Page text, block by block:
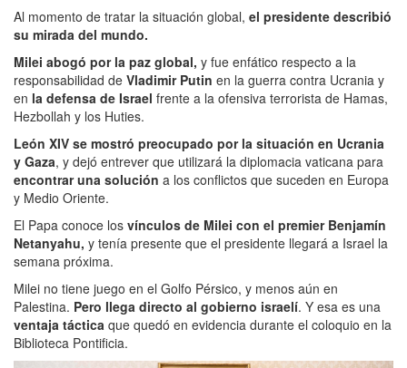
Al momento de tratar la situación global, el presidente describió
su mirada del mundo.
Milei abogó por la paz global, y fue enfático respecto a la
responsabilidad de Vladimir Putin en la guerra contra Ucrania y
en la defensa de Israel frente a la ofensiva terrorista de Hamas,
Hezbollah y los Huties.
León XIV se mostró preocupado por la situación en Ucrania
y Gaza, y dejó entrever que utilizará la diplomacia vaticana para
encontrar una solución a los conflictos que suceden en Europa
y Medio Oriente.
El Papa conoce los vínculos de Milei con el premier Benjamín
Netanyahu, y tenía presente que el presidente llegará a Israel la
semana próxima.
Milei no tiene juego en el Golfo Pérsico, y menos aún en
Palestina. Pero llega directo al gobierno israelí. Y esa es una
ventaja táctica que quedó en evidencia durante el coloquio en la
Biblioteca Pontificia.